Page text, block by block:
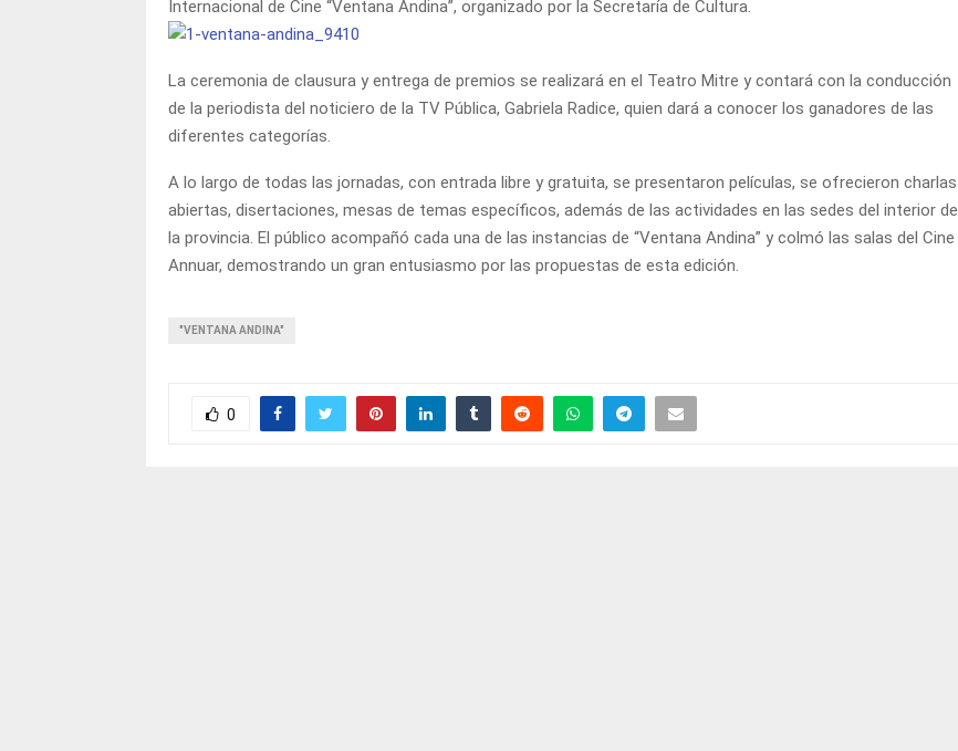
Internacional de Cine “Ventana Andina”, organizado por la Secretaría de Cultura.
La ceremonia de clausura y entrega de premios se realizará en el Teatro Mitre y contará con la conducción
de la periodista del noticiero de la TV Pública, Gabriela Radice, quien dará a conocer los ganadores de las
diferentes categorías.
A lo largo de todas las jornadas, con entrada libre y gratuita, se presentaron películas, se ofrecieron charlas
abiertas, disertaciones, mesas de temas específicos, además de las actividades en las sedes del interior de
la provincia. El público acompañó cada una de las instancias de “Ventana Andina” y colmó las salas del Cine
Annuar, demostrando un gran entusiasmo por las propuestas de esta edición.
"VENTANA ANDINA"
0